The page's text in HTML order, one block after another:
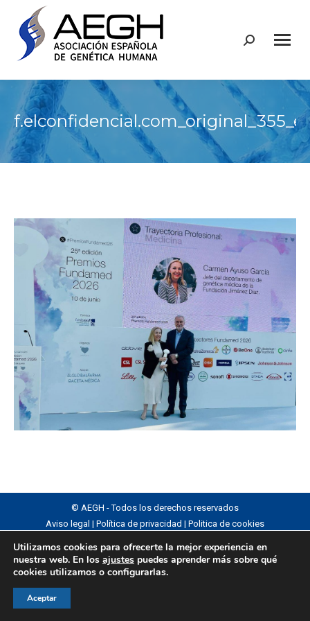
Buscar:
© AEGH - Todos los derechos reservados
Aviso legal | Política de privacidad | Politica de cookies
Utilizamos cookies para ofrecerte la mejor experiencia en
nuestra web. En los ajustes puedes aprender más sobre qué
cookies utilizamos o configurarlas.
Aceptar